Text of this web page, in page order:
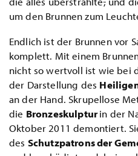
um den Brunnen zum
Endlich ist der Brunnen vor
komplett. Mit einem
nicht so wertvoll ist wie bei
der Darstellung des
an der Hand. Skrupellose
die Bronzeskulpturin der
Oktober 2011 demontiert.
des Schutzpatrons der